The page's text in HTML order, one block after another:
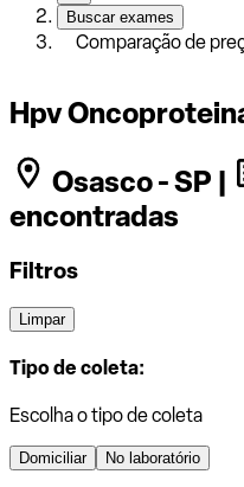
Buscar exames
Comparação de
Hpv
Osasco - SP |
encontradas
Filtros
Limpar
Tipo de coleta:
Escolha o tipo de coleta
Domiciliar No laboratório